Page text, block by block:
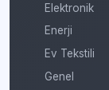
Elektronik
Enerji
Ev Tekstili
Genel